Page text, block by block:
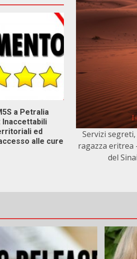
a Petralia
Inaccettabili
ed
alle cure
Servizi
ragazza eritrea
del